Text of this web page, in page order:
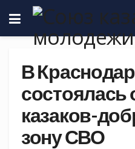
В
состоялась
казаков-
зону СВО